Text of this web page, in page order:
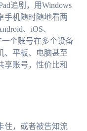
追剧，用Windows
手机随时随地看两
、iOS、
一个账号在多个设备
、平板、电脑甚至
享账号，性价比和
住，或者被告知流